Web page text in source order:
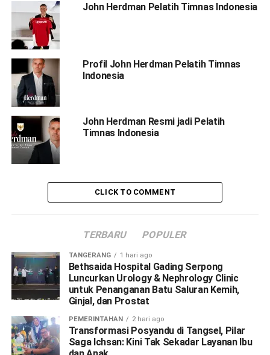
John Herdman Pelatih Timnas Indonesia
Profil John Herdman Pelatih Timnas
Indonesia
John Herdman Resmi jadi Pelatih
Timnas Indonesia
CLICK TO COMMENT
TERBARU POPULER
TANGERANG 1 hari ago
Bethsaida Hospital Gading Serpong
Luncurkan Urology & Nephrology Clinic
untuk Penanganan Batu Saluran Kemih,
Ginjal, dan Prostat
PEMERINTAHAN 2 hari ago
Transformasi Posyandu di Tangsel, Pilar
Saga Ichsan: Kini Tak Sekadar Layanan Ibu